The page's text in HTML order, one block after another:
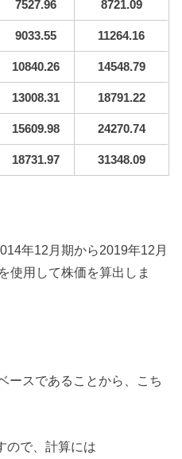
7527.96 8721.09
9033.55 11264.16
10840.26 14548.79
13008.31 18791.22
15609.98 24270.74
18731.97 31348.09
年12月期から2019年12月
使用して株価を算出しま
ースであることから、こち
ので、計算には